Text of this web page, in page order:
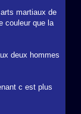
martiaux de
couleur que la
deux hommes
c est plus